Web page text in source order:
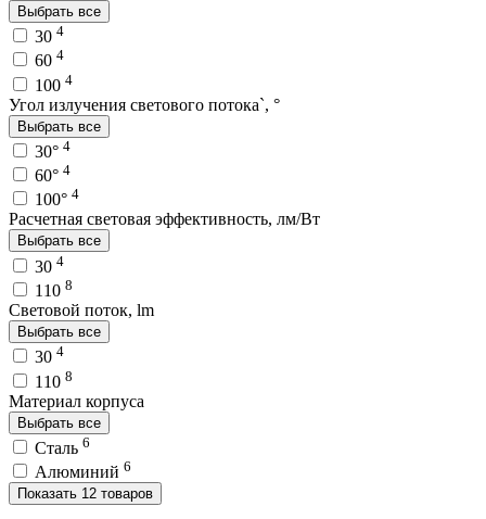
Выбрать все
30 4
60 4
100 4
Угол излучения светового потока`, °
Выбрать все
30° 4
60° 4
100° 4
Расчетная световая эффективность, лм/Вт
Выбрать все
30 4
110 8
Световой поток, lm
Выбрать все
30 4
110 8
Материал корпуса
Выбрать все
Сталь 6
Алюминий 6
Показать 12 товаров